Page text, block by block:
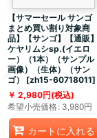
【サマーセール サンゴ
まとめ買い割り対象商
品】【サンゴ】【通販】
ケヤリムシsp.(イエロ
ー）（1本）（サンプル
画像）（生体）（サン
ゴ）
[zh15-60718011]
2,980円(税込)
希望小売価格: 3,980円
カートに入れる